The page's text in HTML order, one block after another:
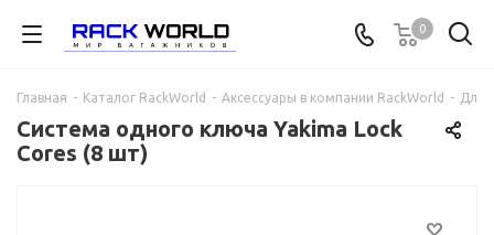
0
Главная - Каталог RackWorld - Аксессуары в компании RackWorld - Для
Система одного ключа Yakima Lock
Cores (8 шт)